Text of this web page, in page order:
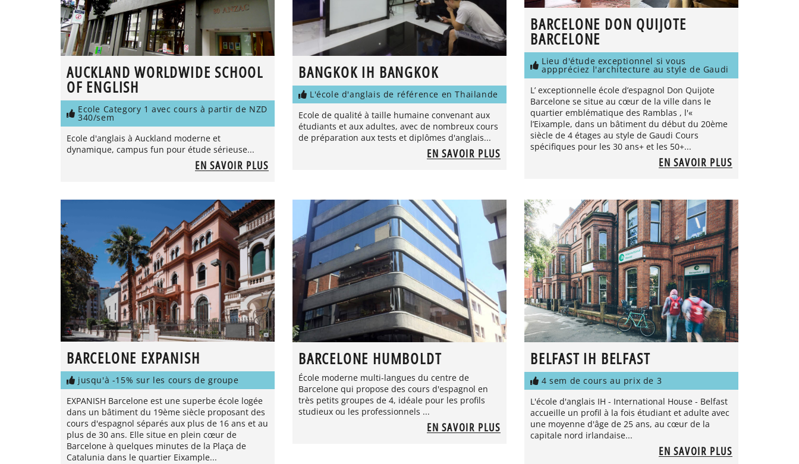
AUCKLAND WORLDWIDE SCHOOL
OF ENGLISH
Ecole Category 1 avec cours à partir de NZD
340/sem
Ecole d'anglais à Auckland moderne et
dynamique, campus fun pour étude sérieuse...
EN SAVOIR PLUS
BANGKOK IH BANGKOK
L'école d'anglais de référence en Thailande
Ecole de qualité à taille humaine convenant aux
étudiants et aux adultes, avec de nombreux cours
de préparation aux tests et diplômes d'anglais...
EN SAVOIR PLUS
BARCELONE DON QUIJOTE
BARCELONE
Lieu d'étude exceptionnel si vous
apppréciez l'architecture au style de Gaudi
L’ exceptionnelle école d’espagnol Don Quijote
Barcelone se situe au cœur de la ville dans le
quartier emblématique des Ramblas , l'«
l’Eixample, dans un bâtiment du début du 20ème
siècle de 4 étages au style de Gaudi Cours
spécifiques pour les 30 ans+ et les 50+...
EN SAVOIR PLUS
BARCELONE EXPANISH
jusqu'à -15% sur les cours de groupe
EXPANISH Barcelone est une superbe école logée
dans un bâtiment du 19ème siècle proposant des
cours d'espagnol séparés aux plus de 16 ans et au
plus de 30 ans. Elle situe en plein cœur de
Barcelone à quelques minutes de la Plaça de
Catalunia dans le quartier Eixample...
BARCELONE HUMBOLDT
École moderne multi-langues du centre de
Barcelone qui propose des cours d'espagnol en
très petits groupes de 4, idéale pour les profils
studieux ou les professionnels ...
EN SAVOIR PLUS
BELFAST IH BELFAST
4 sem de cours au prix de 3
L'école d'anglais IH - International House - Belfast
accueille un profil à la fois étudiant et adulte avec
une moyenne d'âge de 25 ans, au cœur de la
capitale nord irlandaise...
EN SAVOIR PLUS